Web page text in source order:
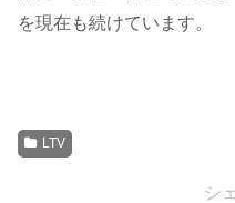
を現在も続けています。
LTV
シ